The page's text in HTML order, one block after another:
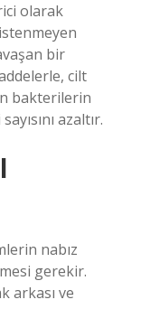
olarak
bir
cilt
bakterilerin
azaltır.
nabız
gerekir.
arkası ve